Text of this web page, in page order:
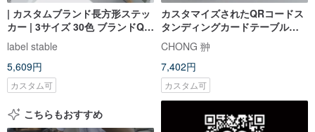
| カスタムブランド長方形ステッ
カー | 3サイズ 30色 ブランドQR
コード差し替え可能
label stable
5,609円
カスタム可
カスタマイズされたQRコードス
タンディングカードテーブルカ
ードスタンド北米産ブラックウ
ォールナット+真鍮の美しさ
CHONG 翀
7,402円
カスタム可
こちらもおすすめ